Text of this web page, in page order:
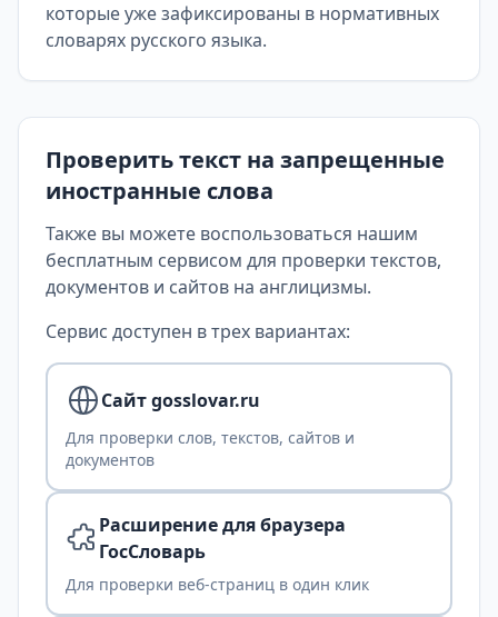
которые уже зафиксированы в нормативных
словарях русского языка.
Проверить текст на запрещенные
иностранные слова
Также вы можете воспользоваться нашим
бесплатным сервисом для проверки текстов,
документов и сайтов на англицизмы.
Сервис доступен в трех вариантах:
Сайт gosslovar.ru
Для проверки слов, текстов, сайтов и
документов
Расширение для браузера
ГосСловарь
Для проверки веб-страниц в один клик